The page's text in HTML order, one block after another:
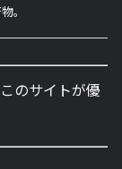
。
のサイトが優